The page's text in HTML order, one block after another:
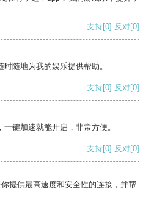
支持[0] 反对[0]
随地为我的娱乐提供帮助。
支持[0] 反对[0]
键加速就能开启，非常方便。
支持[0] 反对[0]
提供最高速度和安全性的连接，并帮